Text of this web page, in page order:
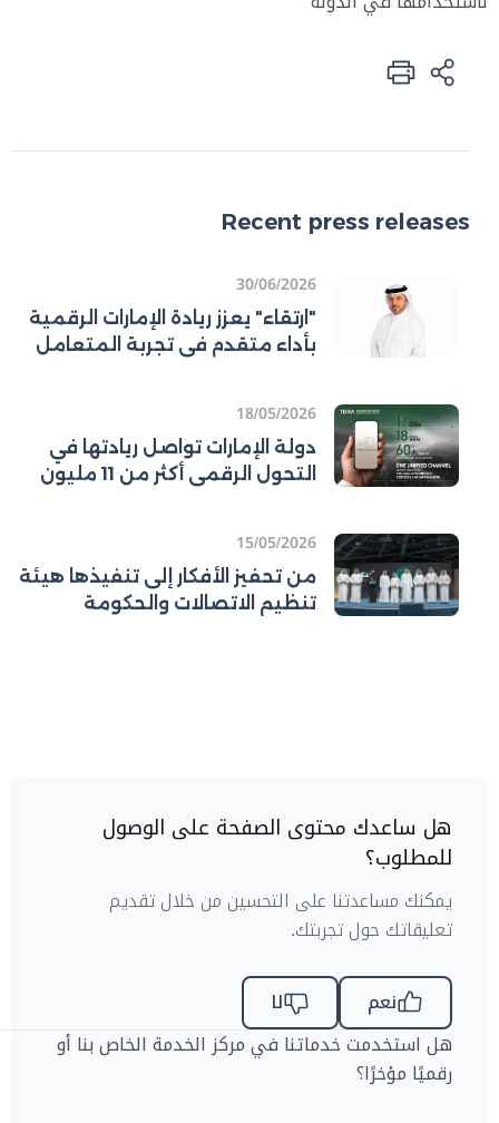
Recent press releases
30/06/2026
"ارتقاء" يعزز ريادة الإمارات الرقمية
بأداء متقدم في تجربة المتعامل
18/05/2026
دولة الإمارات تواصل ريادتها في
التحول الرقمي أكثر من 11 مليون
15/05/2026
من تحفيز الأفكار إلى تنفيذها هيئة
تنظيم الاتصالات والحكومة
هل ساعدك محتوى الصفحة على الوصول
للمطلوب؟
يمكنك مساعدتنا على التحسين من خلال تقديم
تعليقاتك حول تجربتك.
نعم
لا
هل استخدمت خدماتنا في مركز الخدمة الخاص بنا أو
رقميًا مؤخرًا؟